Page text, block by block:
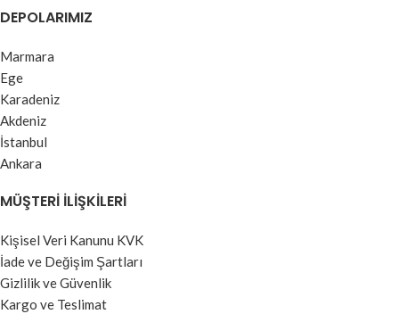
DEPOLARIMIZ
Marmara
Ege
Karadeniz
Akdeniz
İstanbul
Ankara
MÜŞTERI İLIŞKILERI
Kişisel Veri Kanunu KVK
İade ve Değişim Şartları
Gizlilik ve Güvenlik
Kargo ve Teslimat